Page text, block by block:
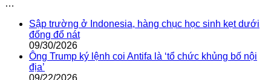
…
Sập trường ở Indonesia, hàng chục học sinh kẹt dưới
đống đổ nát
09/30/2026
Ông Trump ký lệnh coi Antifa là ‘tổ chức khủng bố nội
địa’
09/22/2026